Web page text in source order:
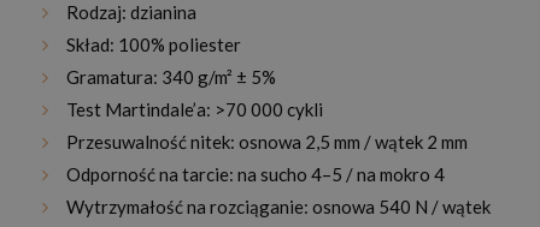
Rodzaj: dzianina
Skład: 100% poliester
Gramatura: 340 g/m² ± 5%
Test Martindale’a: >70 000 cykli
Przesuwalność nitek: osnowa 2,5 mm / wątek 2 mm
Odporność na tarcie: na sucho 4–5 / na mokro 4
Wytrzymałość na rozciąganie: osnowa 540 N / wątek